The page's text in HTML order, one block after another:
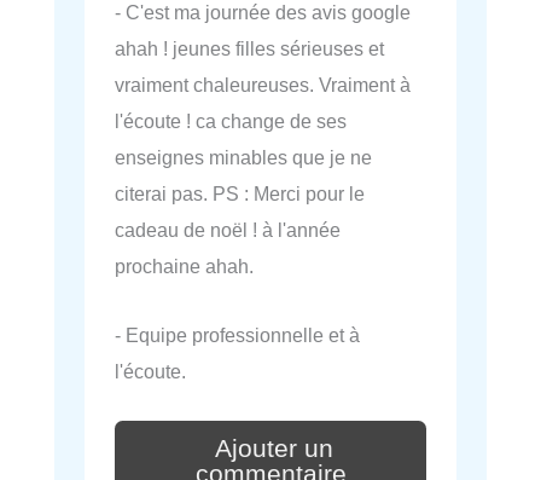
- C'est ma journée des avis google
ahah ! jeunes filles sérieuses et
vraiment chaleureuses. Vraiment à
l'écoute ! ca change de ses
enseignes minables que je ne
citerai pas. PS : Merci pour le
cadeau de noël ! à l'année
prochaine ahah.
- Equipe professionnelle et à
l'écoute.
Ajouter un